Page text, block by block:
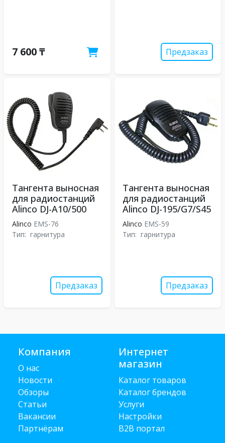
7 600 ₸ Предзаказ
Тангента выносная
для радиостанций
Alinco DJ-A10/500
Alinco EMS-76
Тип: гарнитура
Предзаказ
Тангента выносная
для радиостанций
Alinco DJ-195/G7/S45
Alinco EMS-59
Тип: гарнитура
Предзаказ
Компания
О нас
Новости
Обзоры
Статьи
Вакансии
Партнёрам
Интернет
магазин
Каталог товаров
Каталог брендов
Услуги
Настройки
B2B портал